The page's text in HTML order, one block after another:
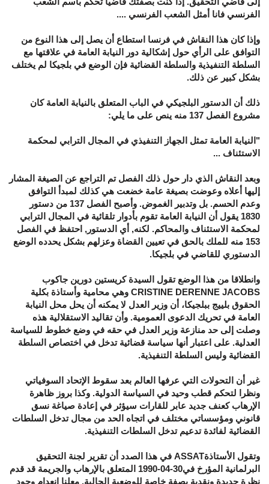
الفرنسي فانا أمثل الشعب الفرنسي ....
وإذا كان هذا النقاش في فرنسا استطاع أن يصل إلى هذا النوع من
التوافق على الرأي حول إشكالية دور النيابة العامة في علاقتها مع
السلطة التنفيذية والسلطة القضائية فإن الوضع في بلجيكا لم يختلف
بشكل كبير عن ذلك.
ذلك أن الدستور البلجيكي في الباب المتعلق بالنيابة العامة كان
مشروع الفصل 137 منه ينص على ما يلي:
"النيابة العامة تمثل الجهاز التنفيذي في المجال الترابي لمحكمة
الاستئناف ...
وبعد النقاش الذي دار حول ذلك الفصل تم التراجع عن الصيغة المشار
إليها أعلاه وعوضت بصيغة عامة خضعت هي كذلك لمبدأ التوافق
وعدم الحسم. بل وتدبير الغموض. وأصبح الفصل 137 من دستور
1830 يقول أن النيابة العامة تقوم بأدوار تلقائية في المجال الترابي
لمحكمة الاستئناف والمحاكم. لكنه, أي الدستور, احتفظ في الفصل
153 منه للملك بالحق في تعيين القضاة وعزلهم بشكل يحدده الوضع
الدستوري للقاضي في بلجيكا.
وانطلاقا من هذا الوضع تقول السيدة كريستين دورين جاكوب
CRISTINE DERENNE JACOBS وهي محامية وأستاذة بكلية
الحقوق بلييج ببلجيكا، أن وزير العدل لا يمكنه أن يحل محل النيابة
العامة في تحريك الدعوى العمومية. وأن تقاليد الاستقلالية هذه
وصلت إلى حد منازعة وزير العدل في حقه في وضع خطوط للسياسة
العدلية. على اعتبار أنها سياسة قضائية تدخل في اختصاص السلطة
القضائية وليس السلطة التنفيذية.
غير أن التحولات التي عرفها العالم بعد سقوط الإتحاد السوفياتي
ونظرا لتحكم قطب وحيد في السياسة الدولية. وكذا بروز ظاهرة
الإرهاب كعنف جديد عابر للقارات سيؤثر في إعادة صياغة نسق
قانوني ومؤسساتي مختلف في اتجاه الحد من مجال تدخل السلطات
القضائية لفائدة تدعيم تدخل السلطات التنفيذية.
وتقول الأستاذةASSAT في هذا الصدد أن تقرير لجنة التحقيق
البرلمانية المؤرخ في30-04-1990 المتعلق بالإرهاب والجريمة قد قدم
نظرة جديدة ونقدية بصفة خاصة للوضعية الحالية. معلنا انعدام وجود